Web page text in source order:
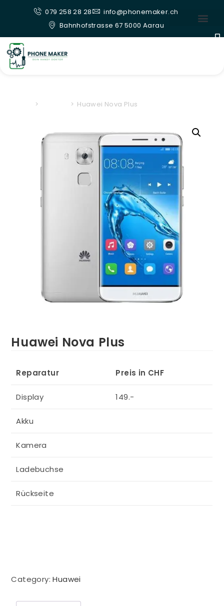
079 258 28 28
info@phonemaker.ch
Bahnhofstrasse 67 5000 Aarau
> > Huawei Nova Plus
Huawei Nova Plus
Reparatur Preis in CHF
Display 149.-
Akku
Kamera
Ladebuchse
Rückseite
Category:Huawei